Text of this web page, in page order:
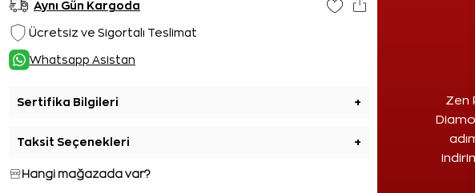
Zen
Aynı Gün Kargoda
Ücretsiz ve Sigortalı Teslimat
Whatsapp Asistan
Sertifika Bilgileri +
Taksit Seçenekleri +
Hangi mağazada var?